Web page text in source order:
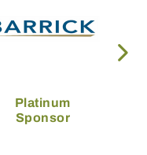
Platinum
Sponsor